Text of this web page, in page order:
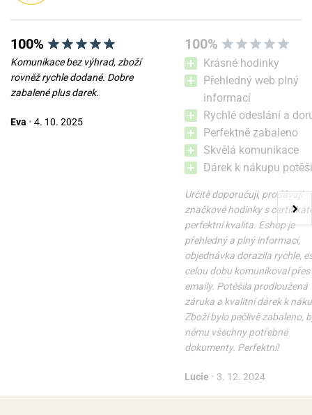
100%
Komunikace bez výhrad, zboží
rovněž rychle dodané. Dobre
zabalené plus darek.
Eva • 4. 10. 2025
100%
Krásné hodinky
Přehledný web plný
informací
Rychlé odeslání a
Perfektně zabaleno
Skvělá komunikace
Dárek k nákupu
Určitě doporučuji, prodávají
značkové hodinky s
perfektní kvalita. Eshop je
přehledný a plný informací,
objednávka dorazila rychle,
celou dobu komunikoval přes
emaily. Potěšila prodloužená
záruka a kvalitní dárek k
Zboží bylo pečlivě zabaleno,
němu všechny potřebné
dokumenty. Perfektní!
Lucie • 3. 12. 2024